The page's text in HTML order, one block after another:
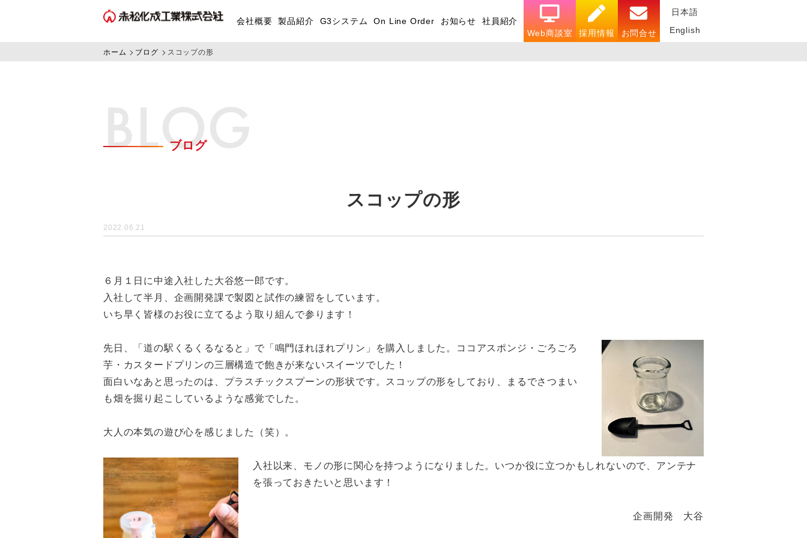
会社概要 製品紹介 G3システム On Line Order お知らせ
社員紹介
Web商談室
採用情報 お問合せ
日本語
English
ホーム ブログ スコップの形
BLOG
ブログ
スコップの形
2022.06.21
６月１日に中途入社した大谷悠一郎です。
入社して半月、企画開発課で製図と試作の練習をしています。
いち早く皆様のお役に立てるよう取り組んで参ります！
先日、「道の駅くるくるなると」で「鳴門ほれほれプリン」を購入しました。ココアスポンジ・ごろごろ
芋・カスタードプリンの三層構造で飽きが来ないスイーツでした！
面白いなあと思ったのは、プラスチックスプーンの形状です。スコップの形をしており、まるでさつまい
も畑を掘り起こしているような感覚でした。
大人の本気の遊び心を感じました（笑）。
入社以来、モノの形に関心を持つようになりました。いつか役に立つかもしれないので、アンテナ
を張っておきたいと思います！
企画開発 大谷